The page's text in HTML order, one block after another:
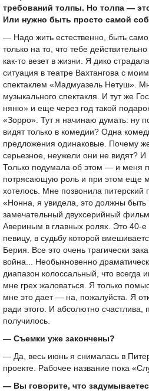
требований толпы. Но толпа —
Или нужно быть просто самой
— Надо жить естественно, быть
только на то, что тебе
как-то везет в жизни. Я дико
ситуация в театре Вахтангова с
спектаклем «Мадмуазель Нетуш».
музыкального спектакля. И тут же
няню» и еще через год такой
«Зорро». Тут я начинаю думать: ну
видят только в комедии? Одна
предложения одинаковые. Почему
серьезное, неужели они не видят? И
Только подумала об этом — и меня
потрясающую роль и при этом еще
хотелось. Мне позвонила
«Нонна, я увидела, это должны быть
замечательный двухсерийный
Авериным в главных ролях. Это 40-е
певицу, в судьбу которой
Берия. Все это очень трагически
война... Необыкновенно
диапазон колоссальный, что всегда
мне грех жаловаться. Я только
мне это дает — на, пожалуйста. Я
ради этого. И абсолютно
получилось.
— Съемки уже закончены?
— Да, весь июнь я снималась в
проекте. Рабочее название пока
— Вы говорите, что